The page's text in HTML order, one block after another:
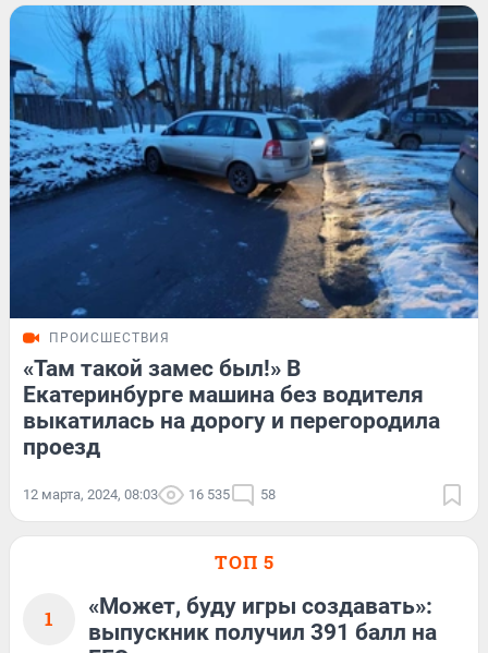
ПРОИСШЕСТВИЯ
«Там такой замес был!» В
Екатеринбурге машина без водителя
выкатилась на дорогу и перегородила
проезд
12 марта, 2024, 08:03 16 535 58
ТОП 5
1
«Может, буду игры создавать»:
выпускник получил 391 балл на